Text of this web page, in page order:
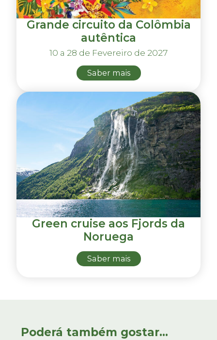
Grande circuito da Colômbia
autêntica
10 a 28 de Fevereiro de 2027
Saber mais
Green cruise aos Fjords da
Noruega
Saber mais
Poderá também gostar...